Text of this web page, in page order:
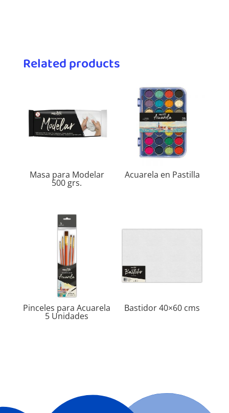
Related products
Masa para Modelar
500 grs.
Acuarela en Pastilla
Pinceles para Acuarela
5 Unidades
Bastidor 40×60 cms